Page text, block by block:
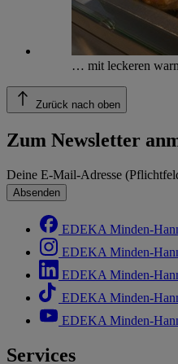
… mit leckeren
Zurück nach oben
Zum Newsletter
Deine E-Mail-Adresse
Absenden
EDEKA Minden-
EDEKA Minden-
EDEKA Minden-
EDEKA Minden-
EDEKA Minden-
Services